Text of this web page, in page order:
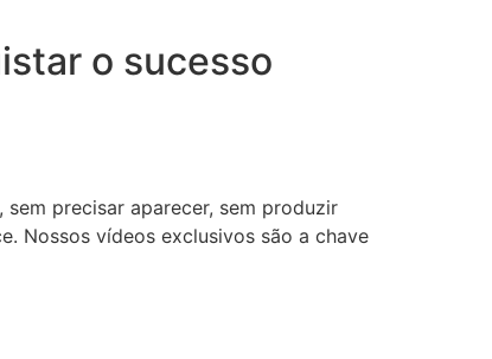
o sucesso
precisar aparecer, sem produzir
Nossos vídeos exclusivos são a chave